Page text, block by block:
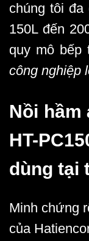
chúng tôi
150L đến
quy mô
công nghiệp
Nồi hầm
HT-
dùng tại
Minh chứng
của